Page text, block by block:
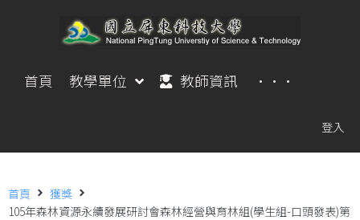
首頁 教學單位 教師資訊 ···
登入
首頁
獲獎
105年森林資源永續發展研討會森林經營與育林組(學生組-口頭發表)第